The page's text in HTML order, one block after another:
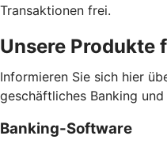
Transaktionen frei.
Unsere Produkte
Informieren Sie sich hier
geschäftliches Banking
Banking-Software